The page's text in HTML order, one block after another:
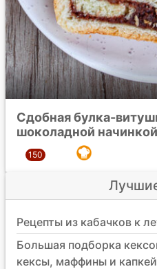
Сдобная булка-
шоколадной начинкой
Рецепты из кабачков к
Большая подборка
кексы, маффины и